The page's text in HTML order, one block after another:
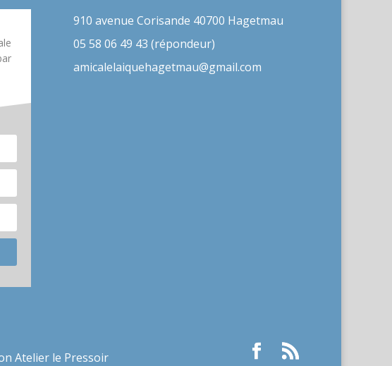
910 avenue Corisande 40700 Hagetmau
05 58 06 49 43 (répondeur)
amicalelaiquehagetmau@gmail.com
Atelier le Pressoir